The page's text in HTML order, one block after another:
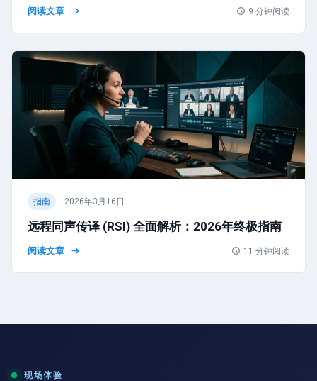
阅读文章 9 分钟阅读
指南 2026年3月16日
远程同声传译 (RSI) 全面解析：2026年终极指南
阅读文章 11 分钟阅读
现场体验